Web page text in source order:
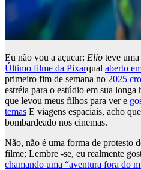
Eu não vou a açucar: Elio teve
Último filme da Pixarqual aberto
primeiro fim de semana no 2025
estréia para o estúdio em sua
que levou meus filhos para ver e
temas E viagens espaciais, acho
bombardeado nos cinemas.
Não, não é uma forma de protesto
filme; Lembre -se, eu realmente
chamando uma “aventura fora do